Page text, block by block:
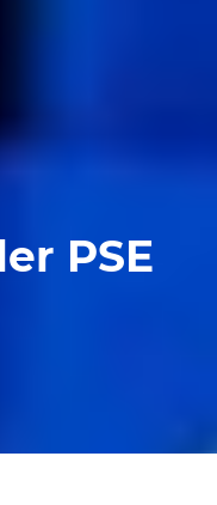
PSE